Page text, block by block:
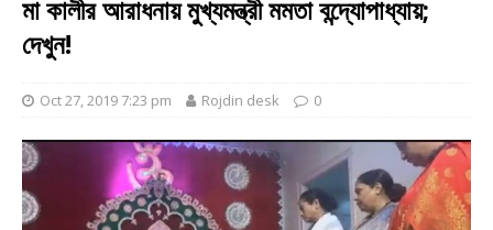
মা কালীর আরাধনায় মুখ্যমন্ত্রী মমতা বন্দ্যোপাধ্যায়;
দেখুন!
Oct 27, 2019 7:23 pm Rojdin desk 0